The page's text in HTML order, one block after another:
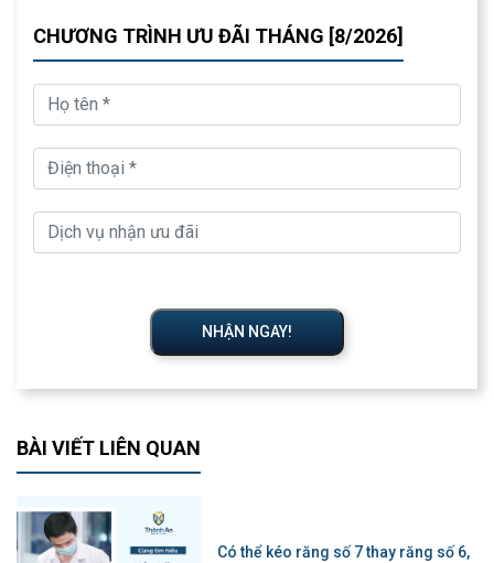
CHƯƠNG TRÌNH ƯU ĐÃI THÁNG [8/2026]
NHẬN NGAY!
BÀI VIẾT LIÊN QUAN
Có thể kéo răng số 7 thay răng số 6,